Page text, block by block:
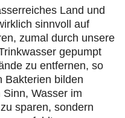
Land und
sinnvoll auf
zumal durch unsere
gepumpt
zu entfernen, so
Bakterien bilden
Wasser im
sparen, sondern